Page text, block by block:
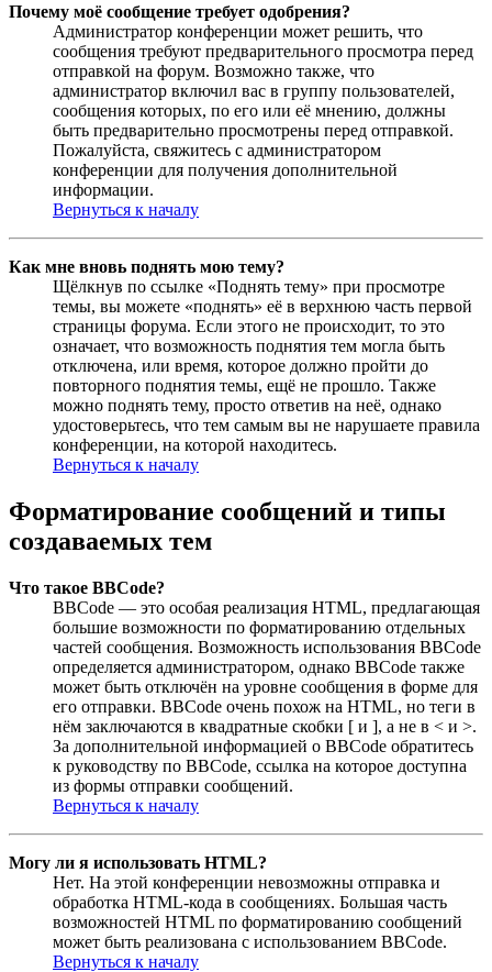
Почему моё сообщение требует одобрения?
Администратор конференции может решить, что
сообщения требуют предварительного просмотра перед
отправкой на форум. Возможно также, что
администратор включил вас в группу пользователей,
сообщения которых, по его или её мнению, должны
быть предварительно просмотрены перед отправкой.
Пожалуйста, свяжитесь с администратором
конференции для получения дополнительной
информации.
Вернуться к началу
Как мне вновь поднять мою тему?
Щёлкнув по ссылке «Поднять тему» при просмотре
темы, вы можете «поднять» её в верхнюю часть первой
страницы форума. Если этого не происходит, то это
означает, что возможность поднятия тем могла быть
отключена, или время, которое должно пройти до
повторного поднятия темы, ещё не прошло. Также
можно поднять тему, просто ответив на неё, однако
удостоверьтесь, что тем самым вы не нарушаете правила
конференции, на которой находитесь.
Вернуться к началу
Форматирование сообщений и типы
создаваемых тем
Что такое BBCode?
BBCode — это особая реализация HTML, предлагающая
большие возможности по форматированию отдельных
частей сообщения. Возможность использования BBCode
определяется администратором, однако BBCode также
может быть отключён на уровне сообщения в форме для
его отправки. BBCode очень похож на HTML, но теги в
нём заключаются в квадратные скобки [ и ], а не в < и >.
За дополнительной информацией о BBCode обратитесь
к руководству по BBCode, ссылка на которое доступна
из формы отправки сообщений.
Вернуться к началу
Могу ли я использовать HTML?
Нет. На этой конференции невозможны отправка и
обработка HTML-кода в сообщениях. Большая часть
возможностей HTML по форматированию сообщений
может быть реализована с использованием BBCode.
Вернуться к началу